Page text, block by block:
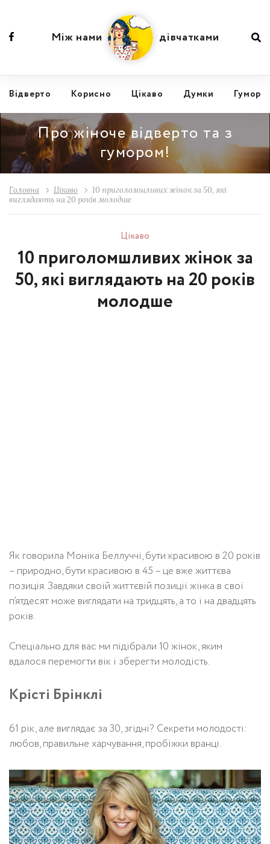
Відвертo Корисно Цікаво Думки Гумор
Між нами дівчатками
Про жіноче відверто та з
гумором!
Головна Цікаво
10 приголомшливих жінок за 50, які
виглядають на 20 років молодше
Цікаво
10 приголомшливих жінок за
50, які виглядають на 20 років
молодше
Як говорила Моніка Беллуччі, бути красивою в 20 років
– природно, бути красивою в 45 – це вже життєва
позиція. Завдяки своїй життєвій позиції жінка в свої
п’ятдесят може виглядати на тридцять, а то і на двадцять
років.
Спеціально для вас ми підібрали 10 жінок, яким
вдалося перемогти вік і зберегти молодість.
Крісті Брінклі
61 рік, але виглядає за 30, згідні? Секрети молодості:
любов, правильне харчування, пробіжки вранці.